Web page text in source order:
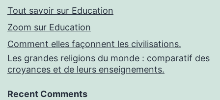
Tout savoir sur Education
Zoom sur Education
Comment elles façonnent les civilisations.
Les grandes religions du monde : comparatif des
croyances et de leurs enseignements.
Recent Comments